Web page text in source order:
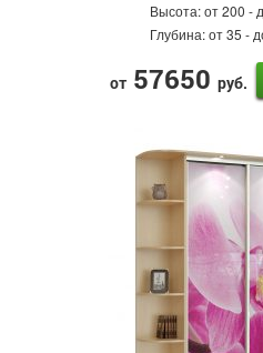
Высота:от 200 -
Глубина:от 35 -
от 57650 руб.